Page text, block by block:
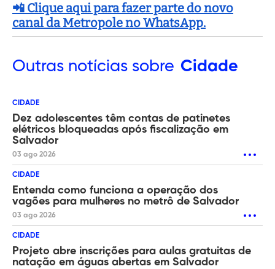
📲 Clique aqui para fazer parte do novo
canal da Metropole no WhatsApp.
Outras notícias sobre Cidade
CIDADE
Dez adolescentes têm contas de patinetes
elétricos bloqueadas após fiscalização em
Salvador
03 ago 2026
CIDADE
Entenda como funciona a operação dos
vagões para mulheres no metrô de Salvador
03 ago 2026
CIDADE
Projeto abre inscrições para aulas gratuitas de
natação em águas abertas em Salvador